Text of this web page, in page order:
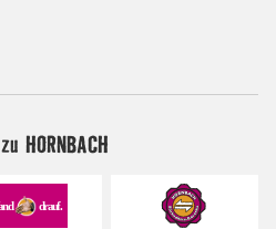
HORNBACH